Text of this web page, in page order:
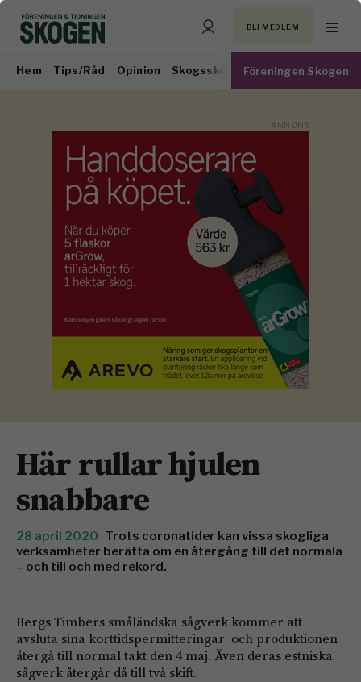
BLI MEDLEM
Hem Tips/Råd Opinion Skogsskötsel Virkesmarknad
Föreningen Skogen
Här rullar hjulen
snabbare
28 april 2020 Trots coronatider kan vissa skogliga
verksamheter berätta om en återgång till det normala
– och till och med rekord.
Bergs Timbers småländska sågverk kommer att
avsluta sina korttidspermitteringar och produktionen
återgå till normal takt den 4 maj. Även deras estniska
sågverk återgår då till två skift.